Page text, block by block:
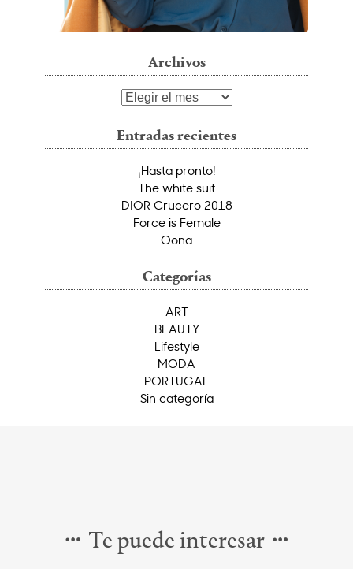
Archivos
Archivos
Entradas recientes
¡Hasta pronto!
The white suit
DIOR Crucero 2018
Force is Female
Oona
Categorías
ART
BEAUTY
Lifestyle
MODA
PORTUGAL
Sin categoría
Te puede interesar